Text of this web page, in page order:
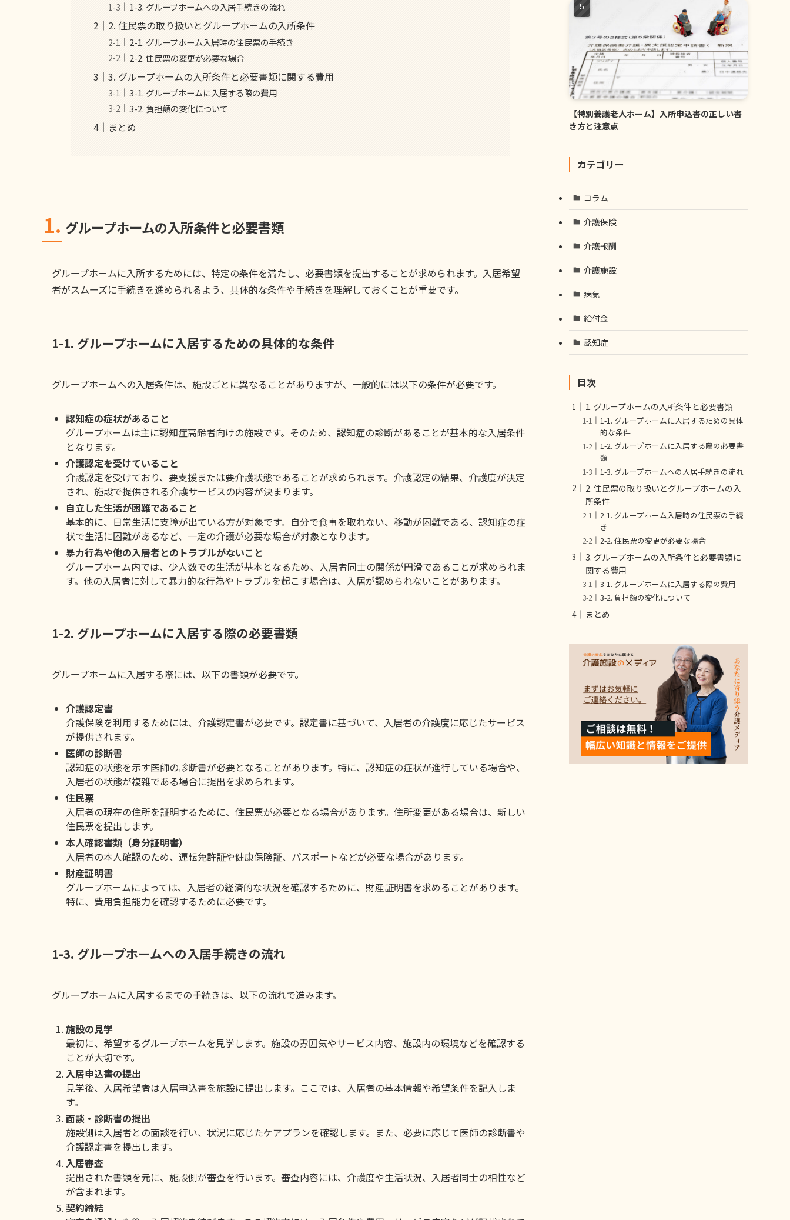
1-3. グループホームへの入居手続きの流れ
2. 住民票の取り扱いとグループホームの入所条件
2-1. グループホーム入居時の住民票の手続き
2-2. 住民票の変更が必要な場合
3. グループホームの入所条件と必要書類に関する費用
3-1. グループホームに入居する際の費用
3-2. 負担額の変化について
まとめ
1. グループホームの入所条件と必要書類
グループホームに入所するためには、特定の条件を満たし、必要書類を提出することが求められます。入居希望
者がスムーズに手続きを進められるよう、具体的な条件や手続きを理解しておくことが重要です。
1-1. グループホームに入居するための具体的な条件
グループホームへの入居条件は、施設ごとに異なることがありますが、一般的には以下の条件が必要です。
認知症の症状があること
グループホームは主に認知症高齢者向けの施設です。そのため、認知症の診断があることが基本的な入居条件
となります。
介護認定を受けていること
介護認定を受けており、要支援または要介護状態であることが求められます。介護認定の結果、介護度が決定
され、施設で提供される介護サービスの内容が決まります。
自立した生活が困難であること
基本的に、日常生活に支障が出ている方が対象です。自分で食事を取れない、移動が困難である、認知症の症
状で生活に困難があるなど、一定の介護が必要な場合が対象となります。
暴力行為や他の入居者とのトラブルがないこと
グループホーム内では、少人数での生活が基本となるため、入居者同士の関係が円滑であることが求められま
す。他の入居者に対して暴力的な行為やトラブルを起こす場合は、入居が認められないことがあります。
1-2. グループホームに入居する際の必要書類
グループホームに入居する際には、以下の書類が必要です。
介護認定書
介護保険を利用するためには、介護認定書が必要です。認定書に基づいて、入居者の介護度に応じたサービス
が提供されます。
医師の診断書
認知症の状態を示す医師の診断書が必要となることがあります。特に、認知症の症状が進行している場合や、
入居者の状態が複雑である場合に提出を求められます。
住民票
入居者の現在の住所を証明するために、住民票が必要となる場合があります。住所変更がある場合は、新しい
住民票を提出します。
本人確認書類（身分証明書）
入居者の本人確認のため、運転免許証や健康保険証、パスポートなどが必要な場合があります。
財産証明書
グループホームによっては、入居者の経済的な状況を確認するために、財産証明書を求めることがあります。
特に、費用負担能力を確認するために必要です。
1-3. グループホームへの入居手続きの流れ
グループホームに入居するまでの手続きは、以下の流れで進みます。
施設の見学
最初に、希望するグループホームを見学します。施設の雰囲気やサービス内容、施設内の環境などを確認する
ことが大切です。
入居申込書の提出
見学後、入居希望者は入居申込書を施設に提出します。ここでは、入居者の基本情報や希望条件を記入しま
す。
面談・診断書の提出
施設側は入居者との面談を行い、状況に応じたケアプランを確認します。また、必要に応じて医師の診断書や
介護認定書を提出します。
入居審査
提出された書類を元に、施設側が審査を行います。審査内容には、介護度や生活状況、入居者同士の相性など
が含まれます。
契約締結
【特別養護老人ホーム】入所申込書の正しい書
き方と注意点
カテゴリー
コラム
介護保険
介護報酬
介護施設
病気
給付金
認知症
目次
1. グループホームの入所条件と必要書類
1-1. グループホームに入居するための具体
的な条件
1-2. グループホームに入居する際の必要書
類
1-3. グループホームへの入居手続きの流れ
2. 住民票の取り扱いとグループホームの入
所条件
2-1. グループホーム入居時の住民票の手続
き
2-2. 住民票の変更が必要な場合
3. グループホームの入所条件と必要書類に
関する費用
3-1. グループホームに入居する際の費用
3-2. 負担額の変化について
まとめ